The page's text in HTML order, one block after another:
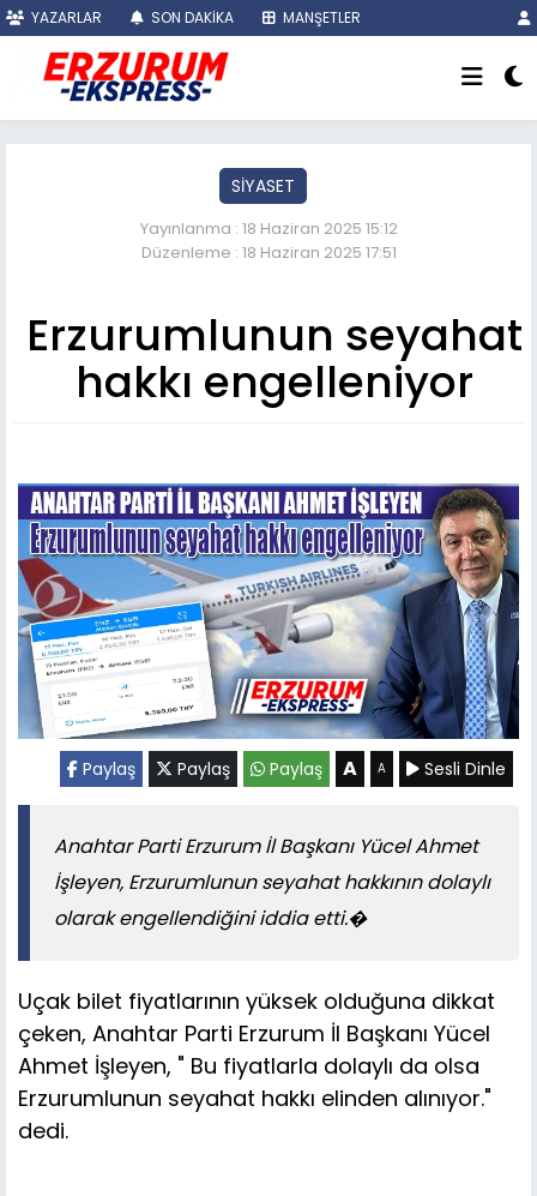
YAZARLAR SON DAKİKA MANŞETLER
SİYASET
Yayınlanma : 18 Haziran 2025 15:12
Düzenleme : 18 Haziran 2025 17:51
Erzurumlunun seyahat
hakkı engelleniyor
Paylaş Paylaş Paylaş A A Sesli Dinle
Anahtar Parti Erzurum İl Başkanı Yücel Ahmet
İşleyen, Erzurumlunun seyahat hakkının dolaylı
olarak engellendiğini iddia etti.�
Uçak bilet fiyatlarının yüksek olduğuna dikkat
çeken, Anahtar Parti Erzurum İl Başkanı Yücel
Ahmet İşleyen, " Bu fiyatlarla dolaylı da olsa
Erzurumlunun seyahat hakkı elinden alınıyor."
dedi.